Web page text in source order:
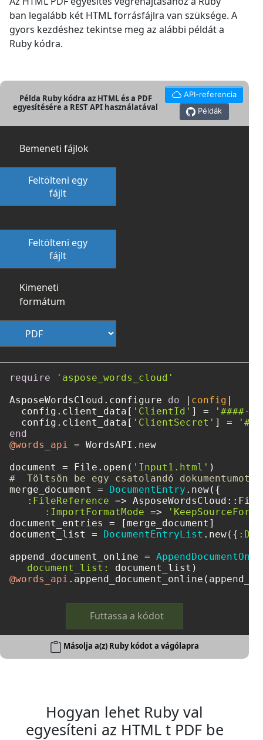
ban legalább két HTML forrásfájlra van szüksége. A
gyors kezdéshez tekintse meg az alábbi példát a
Ruby kódra.
Példa Ruby kódra az HTML és a PDF
egyesítésére a REST API használatával
API-referencia
Példák
Bemeneti fájlok
Feltölteni egy
fájlt
Feltölteni egy
fájlt
Kimeneti
formátum
require
'aspose_words_cloud'
AsposeWordsCloud.configure do | config |
  config.client_data[
'ClientId' ] =
'####-
  config.client_data[
'ClientSecret' ] =
end
@words_api = WordsAPI.new
document = File.open( 'Input1.html'
#  Töltsön be egy csatolandó
merge_document = DocumentEntry .new({
:FileReference =>
:ImportFormatMode =>
document_entries = [merge_document]
document_list = DocumentEntryList .new({
append_document_online =
document_list:
@words_api
Futtassa a kódot
Másolja a(z) Ruby kódot a vágólapra
Hogyan lehet Ruby val
egyesíteni az HTML t PDF be